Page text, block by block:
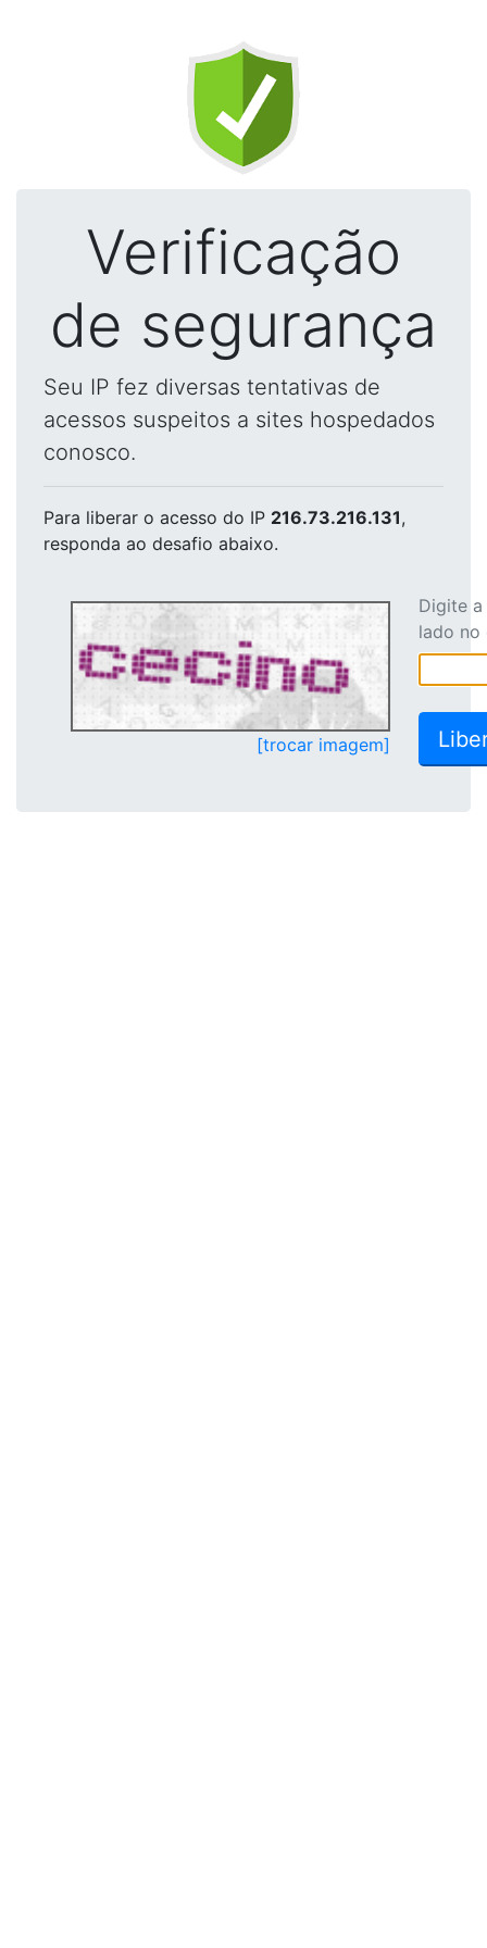
Verificação
de segurança
Seu IP fez diversas tentativas de
acessos suspeitos a sites hospedados
conosco.
Para liberar o acesso do IP 216.73.216.131,
responda ao desafio abaixo.
[trocar imagem]
Digite
lado no